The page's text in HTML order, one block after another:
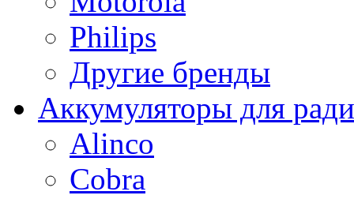
Philips
Другие бренды
Аккумуляторы для
Alinco
Cobra